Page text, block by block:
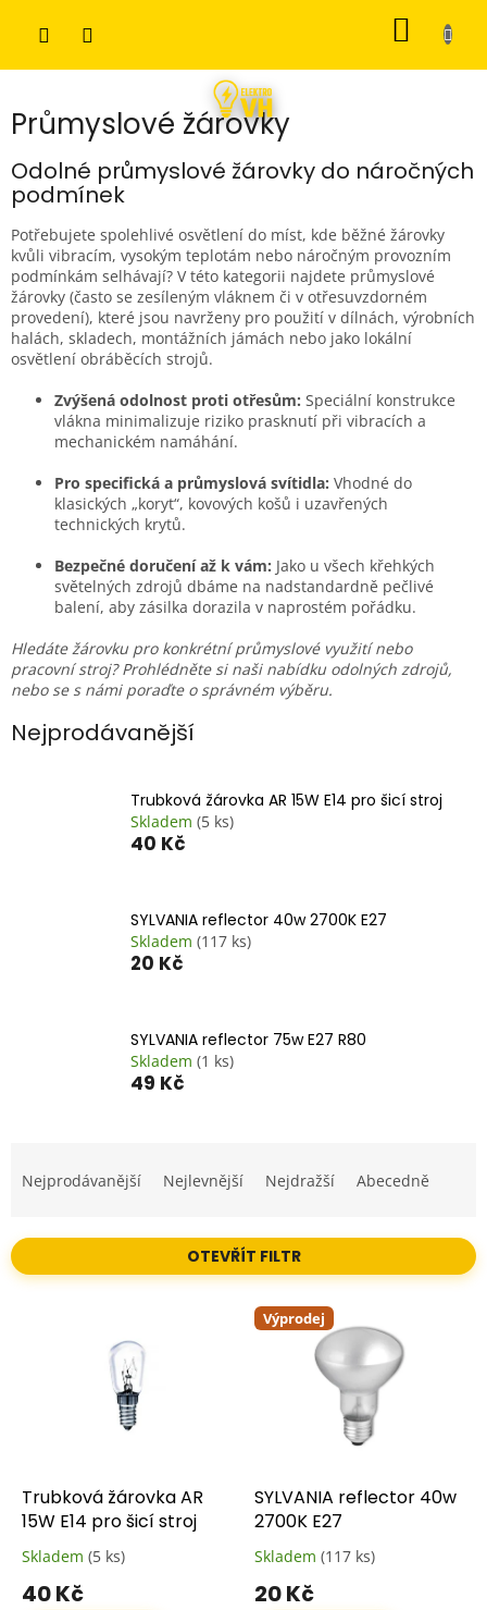
Průmyslové žárovky
Odolné průmyslové žárovky do náročných
podmínek
Potřebujete spolehlivé osvětlení do míst, kde běžné žárovky
kvůli vibracím, vysokým teplotám nebo náročným provozním
podmínkám selhávají? V této kategorii najdete průmyslové
žárovky (často se zesíleným vláknem či v otřesuvzdorném
provedení), které jsou navrženy pro použití v dílnách, výrobních
halách, skladech, montážních jámách nebo jako lokální
osvětlení obráběcích strojů.
Zvýšená odolnost proti otřesům: Speciální konstrukce
vlákna minimalizuje riziko prasknutí při vibracích a
mechanickém namáhání.
Pro specifická a průmyslová svítidla: Vhodné do
klasických „koryt“, kovových košů i uzavřených
technických krytů.
Bezpečné doručení až k vám: Jako u všech křehkých
světelných zdrojů dbáme na nadstandardně pečlivé
balení, aby zásilka dorazila v naprostém pořádku.
Hledáte žárovku pro konkrétní průmyslové využití nebo
pracovní stroj? Prohlédněte si naši nabídku odolných zdrojů,
nebo se s námi poraďte o správném výběru.
Nejprodávanější
Trubková žárovka AR 15W E14 pro šicí stroj
Skladem (5 ks)
40 Kč
SYLVANIA reflector 40w 2700K E27
Skladem (117 ks)
20 Kč
SYLVANIA reflector 75w E27 R80
Skladem (1 ks)
49 Kč
a
n
í
Nejprodávanější Nejlevnější Nejdražší Abecedně
OTEVŘÍT FILTR
d
u
Trubková žárovka AR
15W E14 pro šicí stroj
Skladem (5 ks)
40 Kč
Výprodej
SYLVANIA reflector 40w
2700K E27
Skladem (117 ks)
20 Kč